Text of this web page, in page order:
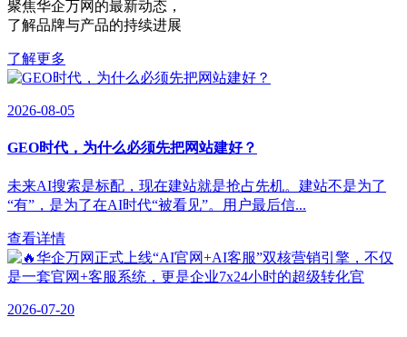
聚焦华企万网的最新动态 ，
了解品牌与产品的持续进展
了解更多
2026-08-05
GEO时代，为什么必须先把网站建好？
未来AI搜索是标配，现在建站就是抢占先机。建站不是为了
“有”，是为了在AI时代“被看见”。用户最后信...
查看详情
2026-07-20